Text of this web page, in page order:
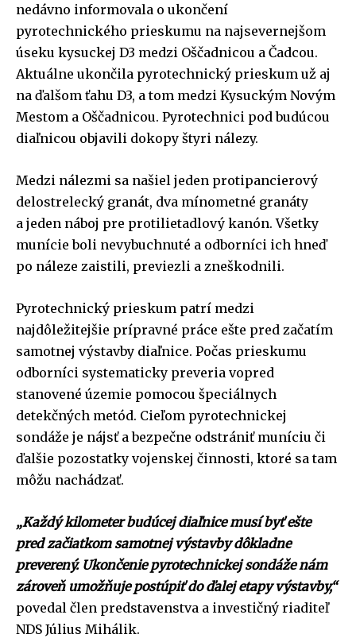
nedávno informovala o ukončení
pyrotechnického prieskumu na najsevernejšom
úseku kysuckej D3 medzi Oščadnicou a Čadcou.
Aktuálne ukončila pyrotechnický prieskum už aj
na ďalšom ťahu D3, a tom medzi Kysuckým Novým
Mestom a Oščadnicou. Pyrotechnici pod budúcou
diaľnicou objavili dokopy štyri nálezy.
Medzi nálezmi sa našiel jeden protipancierový
delostrelecký granát, dva mínometné granáty
a jeden náboj pre protilietadlový kanón. Všetky
munície boli nevybuchnuté a odborníci ich hneď
po náleze zaistili, previezli a zneškodnili.
Pyrotechnický prieskum patrí medzi
najdôležitejšie prípravné práce ešte pred začatím
samotnej výstavby diaľnice. Počas prieskumu
odborníci systematicky preveria vopred
stanovené územie pomocou špeciálnych
detekčných metód. Cieľom pyrotechnickej
sondáže je nájsť a bezpečne odstrániť muníciu či
ďalšie pozostatky vojenskej činnosti, ktoré sa tam
môžu nachádzať.
„Každý kilometer budúcej diaľnice musí byť ešte
pred začiatkom samotnej výstavby dôkladne
preverený. Ukončenie pyrotechnickej sondáže nám
zároveň umožňuje postúpiť do ďalej etapy výstavby,“
povedal člen predstavenstva a investičný riaditeľ
NDS Július Mihálik.